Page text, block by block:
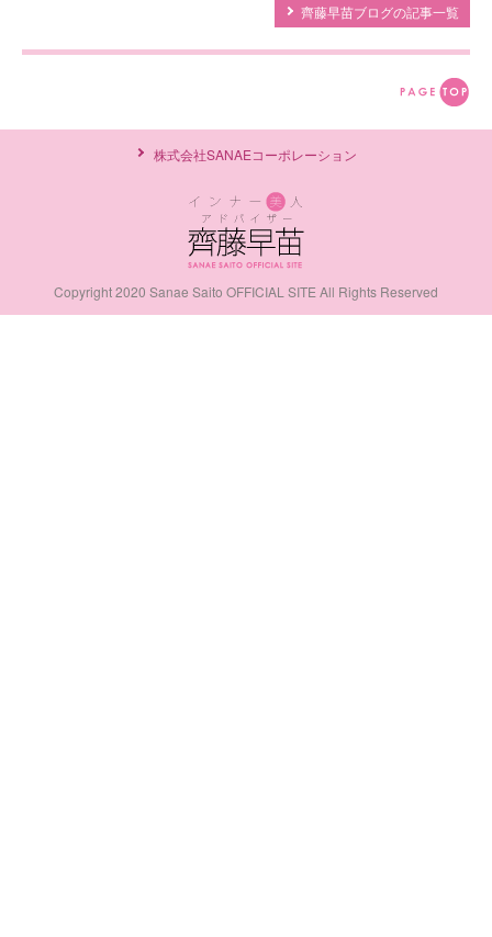
齊藤早苗ブログの記事一覧
株式会社SANAEコーポレーション
Copyright 2020 Sanae Saito OFFICIAL SITE All Rights Reserved